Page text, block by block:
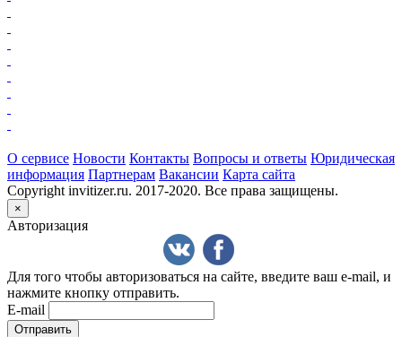
О сервисе Новости Контакты Вопросы и ответы Юридическая
информация Партнерам Вакансии Карта сайта
Copyright invitizer.ru. 2017-2020. Все права защищены.
×
Авторизация
Для того чтобы авторизоваться на сайте, введите ваш e-mail, и
нажмите кнопку отправить.
E-mail
Отправить